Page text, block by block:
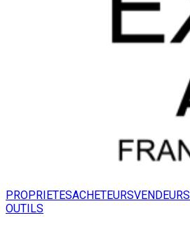
PROPRIETESACHETEURSVENDEURS
OUTILS